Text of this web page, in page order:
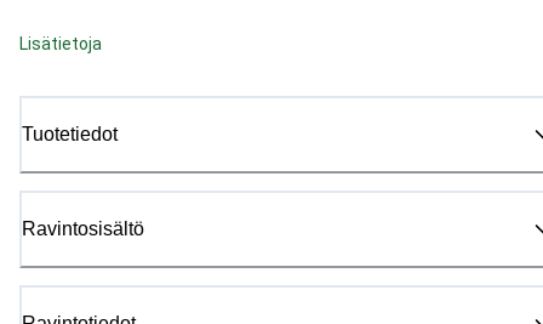
Lisätietoja
Tuotetiedot
Ravintosisältö